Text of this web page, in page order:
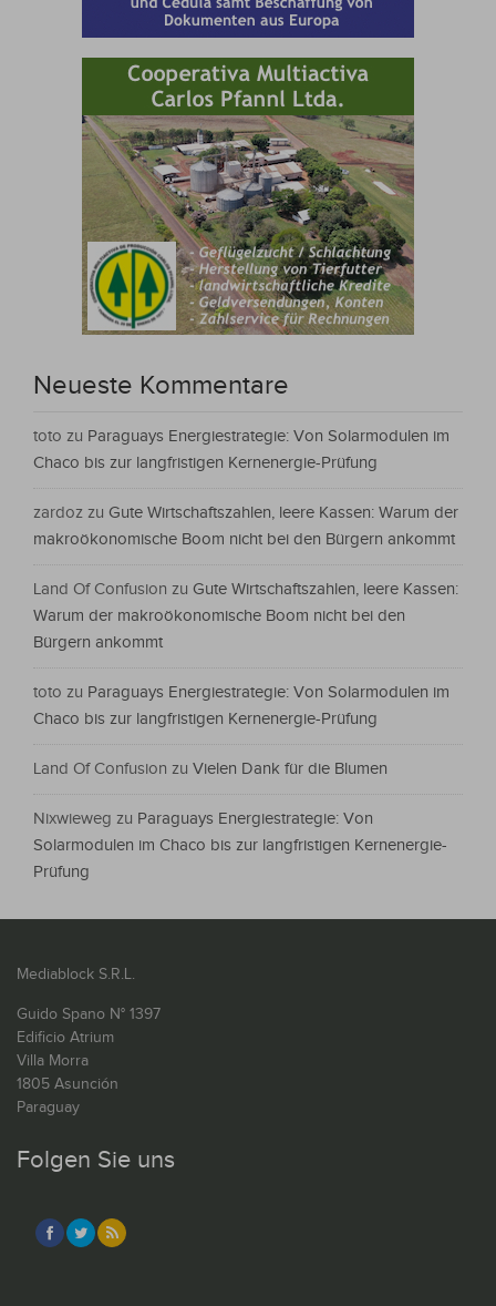
Neueste Kommentare
toto zu Paraguays Energiestrategie: Von Solarmodulen im
Chaco bis zur langfristigen Kernenergie-Prüfung
zardoz zu Gute Wirtschaftszahlen, leere Kassen: Warum der
makroökonomische Boom nicht bei den Bürgern ankommt
Land Of Confusion zu Gute Wirtschaftszahlen, leere Kassen:
Warum der makroökonomische Boom nicht bei den
Bürgern ankommt
toto zu Paraguays Energiestrategie: Von Solarmodulen im
Chaco bis zur langfristigen Kernenergie-Prüfung
Land Of Confusion zu Vielen Dank für die Blumen
Nixwieweg zu Paraguays Energiestrategie: Von
Solarmodulen im Chaco bis zur langfristigen Kernenergie-
Prüfung
Mediablock S.R.L.
Guido Spano N° 1397
Edificio Atrium
Villa Morra
1805 Asunción
Paraguay
Folgen Sie uns